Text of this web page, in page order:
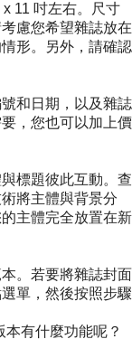
11 吋左右。尺寸
慮您希望雜誌放在
形。另外，請確認
和日期，以及雜誌
，您也可以加上價
標題彼此互動。查
將主體與背景分
主體完全放置在新
。若要將雜誌封面
單，然後按照步驟
有什麼功能呢？